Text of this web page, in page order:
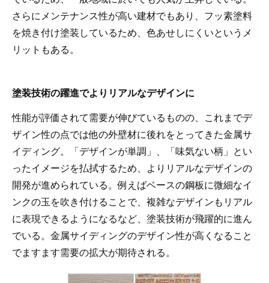
さらにメンテナンス性が高い建材でもあり、フッ素塗料
を焼き付け塗装しているため、色あせしにくいというメ
リットもある。
塗装技術の躍進でよりリアルなデザインに
性能が評価されて需要が伸びているものの、これまでデ
ザイン性の点では他の外壁材に後れをとってきた金属サ
イディング。「デザインが単調」、「味気ない柄」とい
ったイメージを払拭するため、よりリアルなデザインの
開発が進められている。例えばベースの鋼板に微細なイ
ンクの玉を吹き付けることで、複雑なデザインもリアル
に表現できるようになるなど、塗装技術が飛躍的に進ん
でいる。金属サイディングのデザイン性が高くなること
でますます需要の拡大が期待される。